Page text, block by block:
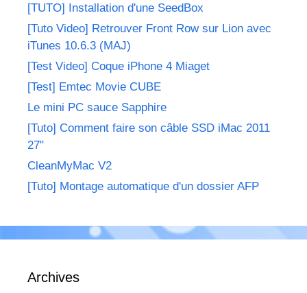
[TUTO] Installation d'une SeedBox
[Tuto Video] Retrouver Front Row sur Lion avec
iTunes 10.6.3 (MAJ)
[Test Video] Coque iPhone 4 Miaget
[Test] Emtec Movie CUBE
Le mini PC sauce Sapphire
[Tuto] Comment faire son câble SSD iMac 2011
27"
CleanMyMac V2
[Tuto] Montage automatique d'un dossier AFP
Archives